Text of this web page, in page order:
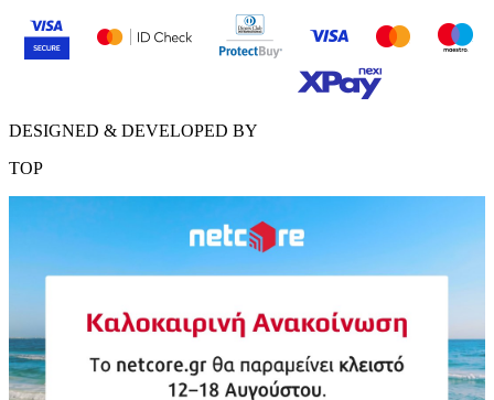
DESIGNED & DEVELOPED BY
TOP